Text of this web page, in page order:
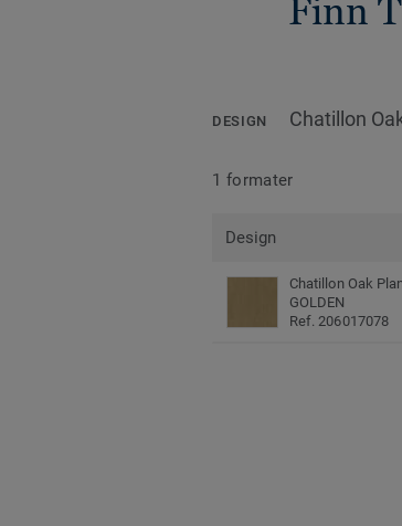
Finn
DESIGN Chatillon
1 formater
Design
Chatillon Oak
GOLDEN
Ref. 206017078